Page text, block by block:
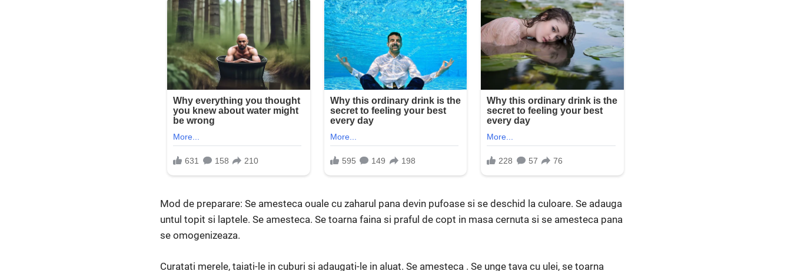
Mod de preparare: Se amesteca ouale cu zaharul pana devin pufoase si se deschid la culoare. Se adauga
untul topit si laptele. Se amesteca. Se toarna faina si praful de copt in masa cernuta si se amesteca pana
se omogenizeaza.
Curatati merele, taiati-le in cuburi si adaugati-le in aluat. Se amesteca . Se unge tava cu ulei, se toarna